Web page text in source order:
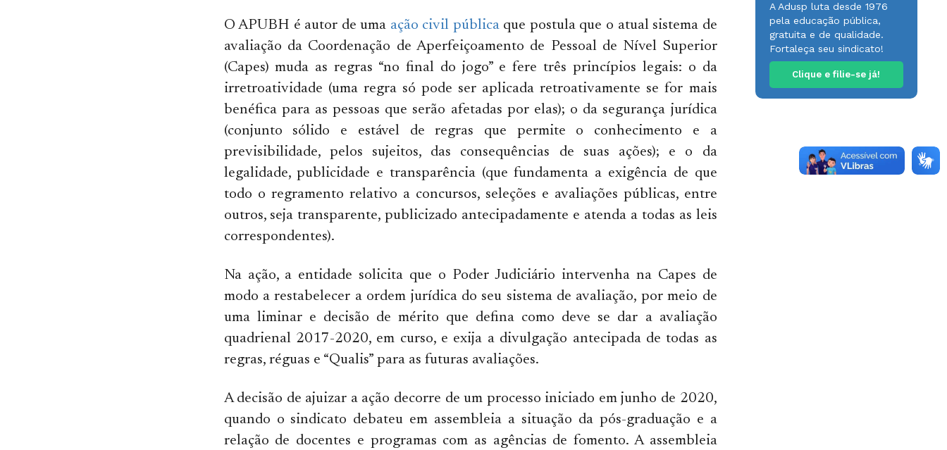
O APUBH é autor de uma ação civil públicaque postula que o atual sistema de
avaliação da Coordenação de Aperfeiçoamento de Pessoal de Nível Superior
(Capes) muda as regras “no final do jogo” e fere três princípios legais: o da
irretroatividade (uma regra só pode ser aplicada retroativamente se for mais
benéfica para as pessoas que serão afetadas por elas); o da segurança jurídica
(conjunto sólido e estável de regras que permite o conhecimento e a
previsibilidade, pelos sujeitos, das consequências de suas ações); e o da
legalidade, publicidade e transparência (que fundamenta a exigência de que
todo o regramento relativo a concursos, seleções e avaliações públicas, entre
outros, seja transparente, publicizado antecipadamente e atenda a todas as leis
correspondentes).
Na ação, a entidade solicita que o Poder Judiciário intervenha na Capes de
modo a restabelecer a ordem jurídica do seu sistema de avaliação, por meio de
uma liminar e decisão de mérito que defina como deve se dar a avaliação
quadrienal 2017-2020, em curso, e exija a divulgação antecipada de todas as
regras, réguas e “Qualis” para as futuras avaliações.
A decisão de ajuizar a ação decorre de um processo iniciado em junho de 2020,
quando o sindicato debateu em assembleia a situação da pós-graduação e a
relação de docentes e programas com as agências de fomento. A assembleia
A Adusp luta desde 1976
pela educação pública,
gratuita e de qualidade.
Fortaleça seu sindicato!
Clique e filie-se já!